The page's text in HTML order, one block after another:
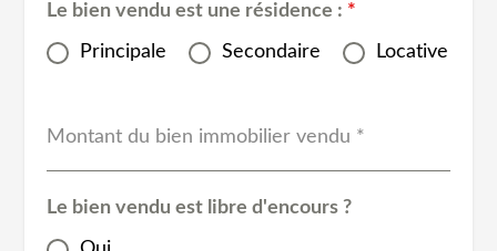
Le bien vendu est une résidence : *
Principale Secondaire Locative
Montant du bien immobilier vendu *
Le bien vendu est libre d'encours ?